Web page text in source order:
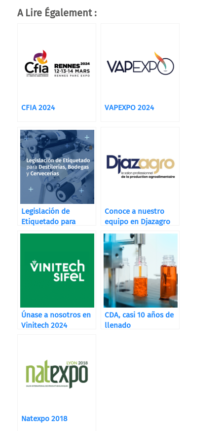
A Lire Également :
CFIA 2024 VAPEXPO 2024
Legislación de
Etiquetado para
Destilerías, Bodegas
Conoce a nuestro
equipo en Djazagro
Únase a nosotros en
Vinitech 2024
CDA, casi 10 años de
llenado
Natexpo 2018